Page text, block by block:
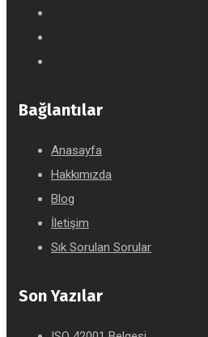
Bağlantılar
Anasayfa
Hakkımızda
Blog
İletişim
Sık Sorulan Sorular
Son Yazılar